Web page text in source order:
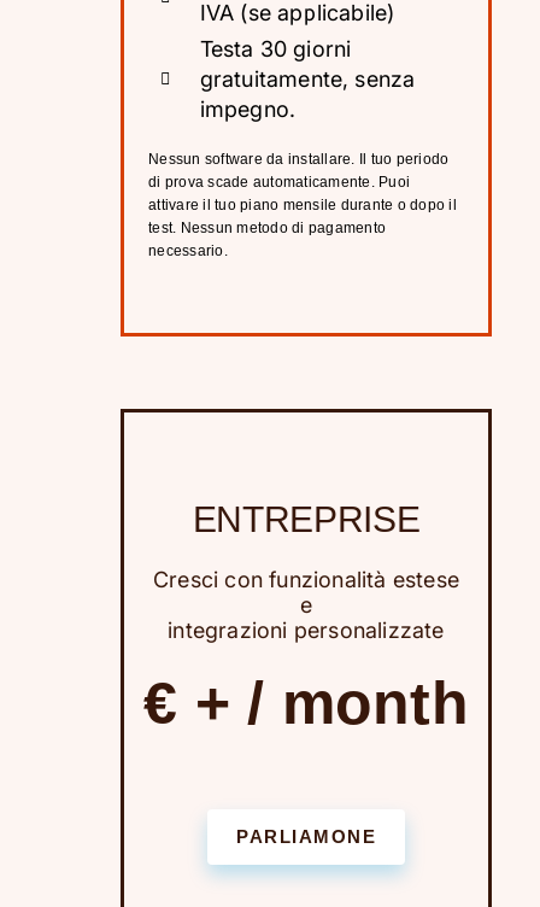
IVA (se applicabile)
Testa 30 giorni
gratuitamente, senza
impegno.
Nessun software da installare. Il tuo periodo
di prova scade automaticamente. Puoi
attivare il tuo piano mensile durante o dopo il
test. Nessun metodo di pagamento
necessario.
ENTREPRISE
Cresci con funzionalità estese
e
integrazioni personalizzate
€ + / month
PARLIAMONE